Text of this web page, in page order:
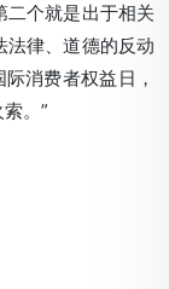
二个就是出于相关
法律、道德的反动
消费者权益日，
。”